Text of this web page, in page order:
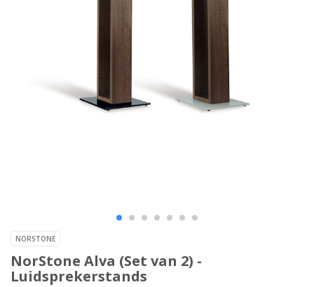
NORSTONE
NorStone Alva (Set van 2) -
Luidsprekerstands